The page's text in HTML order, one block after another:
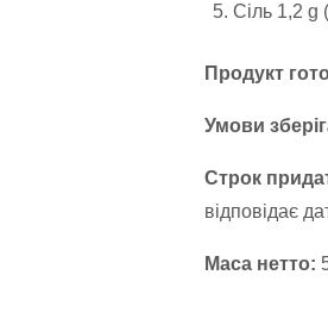
Сіль 1,2 g
Продукт
Умови
Строк
відповідає
Маса нетто: